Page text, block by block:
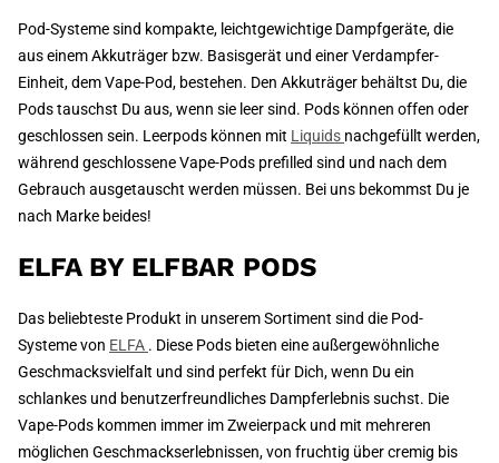
Pod-Systeme sind kompakte, leichtgewichtige Dampfgeräte, die
aus einem Akkuträger bzw. Basisgerät und einer Verdampfer-
Einheit, dem Vape-Pod, bestehen. Den Akkuträger behältst Du, die
Pods tauschst Du aus, wenn sie leer sind. Pods können offen oder
geschlossen sein. Leerpods können mit Liquids nachgefüllt werden,
während geschlossene Vape-Pods prefilled sind und nach dem
Gebrauch ausgetauscht werden müssen. Bei uns bekommst Du je
nach Marke beides!
ELFA BY ELFBAR PODS
Das beliebteste Produkt in unserem Sortiment sind die Pod-
Systeme von ELFA . Diese Pods bieten eine außergewöhnliche
Geschmacksvielfalt und sind perfekt für Dich, wenn Du ein
schlankes und benutzerfreundliches Dampferlebnis suchst. Die
Vape-Pods kommen immer im Zweierpack und mit mehreren
möglichen Geschmackserlebnissen, von fruchtig über cremig bis